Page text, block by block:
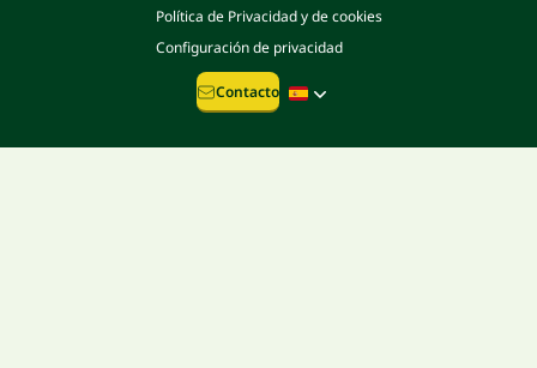
Política de Privacidad y de cookies
Configuración de privacidad
Contacto